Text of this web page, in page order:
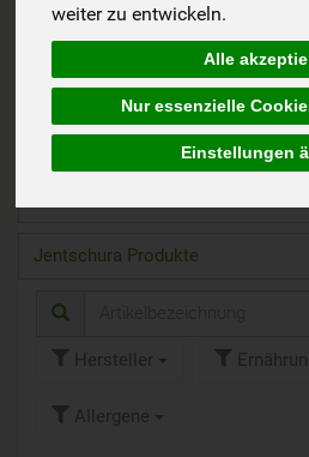
weiter zu entwickeln.
Alle
Nur essenzielle
Einstellungen
Muskeln & Gelenke & Natürlich
Bienenprodukte
Jentschura Produkte
Hersteller
Allergene